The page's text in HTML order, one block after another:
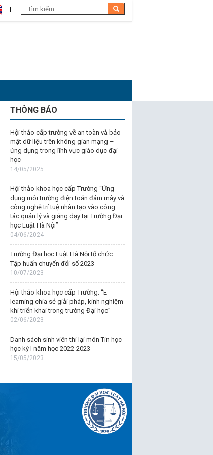
THÔNG BÁO
Hội thảo cấp trường về an toàn và bảo
mật dữ liệu trên không gian mạng –
ứng dụng trong lĩnh vực giáo dục đại
học
14/05/2025
Hội thảo khoa học cấp Trường “Ứng
dụng môi trường điện toán đám mây và
công nghệ trí tuệ nhân tạo vào công
tác quản lý và giảng dạy tại Trường Đại
học Luật Hà Nội”
04/06/2024
Trường Đại học Luật Hà Nội tổ chức
Tập huấn chuyển đổi số 2023
10/07/2023
Hội thảo khoa học cấp Trường: “E-
learning chia sẻ giải pháp, kinh nghiệm
khi triển khai trong trường Đại học”
02/06/2023
Danh sách sinh viên thi lại môn Tin học
học kỳ I năm học 2022-2023
15/05/2023